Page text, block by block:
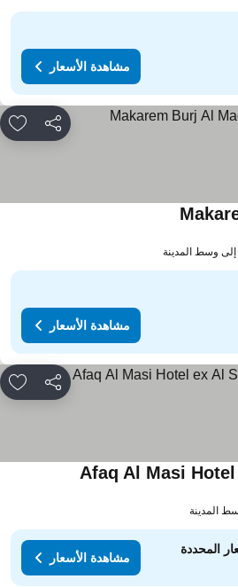
مشاهدة الأسعار
مشاركة
مشاهدة الأسعار
مشاركة
Afaq Al Masi
المحددة
مشاهدة الأسعار